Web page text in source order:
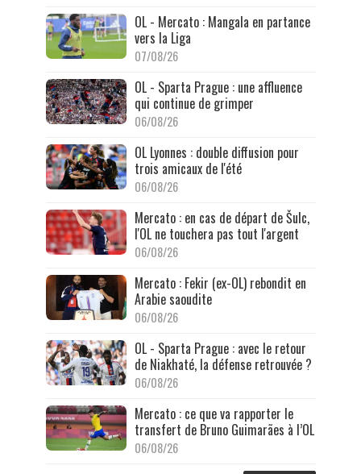
OL - Mercato : Mangala en partance
vers la Liga
07/08/26
OL - Sparta Prague : une affluence
qui continue de grimper
06/08/26
OL Lyonnes : double diffusion pour
trois amicaux de l'été
06/08/26
Mercato : en cas de départ de Šulc,
l'OL ne touchera pas tout l'argent
06/08/26
Mercato : Fekir (ex-OL) rebondit en
Arabie saoudite
06/08/26
OL - Sparta Prague : avec le retour
de Niakhaté, la défense retrouvée ?
06/08/26
Mercato : ce que va rapporter le
transfert de Bruno Guimarães à l’OL
06/08/26